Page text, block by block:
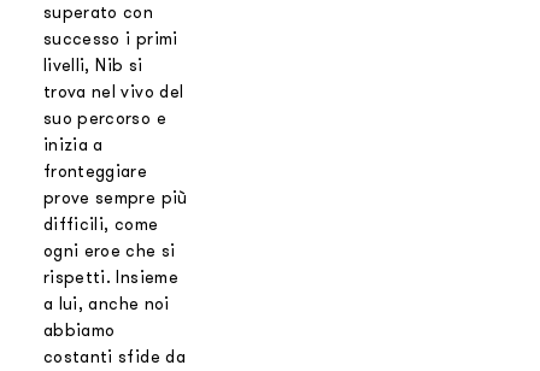
superato con
successo i primi
livelli, Nib si
trova nel vivo del
suo percorso e
inizia a
fronteggiare
prove sempre più
difficili, come
ogni eroe che si
rispetti. Insieme
a lui, anche noi
abbiamo
costanti sfide da